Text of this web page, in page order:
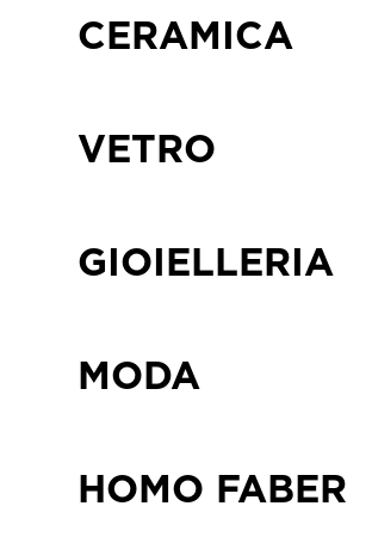
CERAMICA
VETRO
GIOIELLERIA
MODA
HOMO FABER